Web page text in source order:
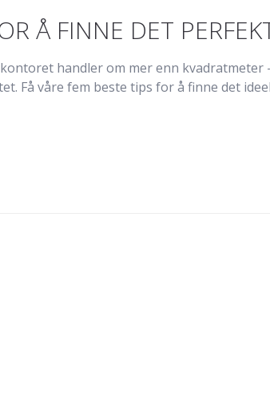
Å FINNE DET
handler om mer enn kvadratmeter
Få våre fem beste tips for å finne det